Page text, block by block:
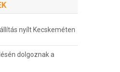
nyílt Kecskeméten
dolgoznak a